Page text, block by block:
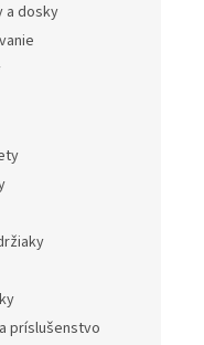
a dosky
príslušenstvo